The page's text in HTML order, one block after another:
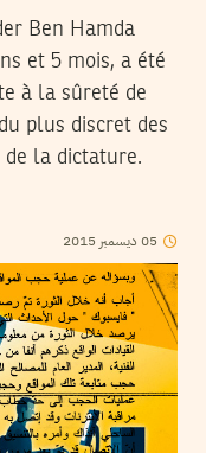
Ben Hamda
et 5 mois, a été
à la sûreté de
plus discret des
de la dictature.
05 ديسمبر 2015